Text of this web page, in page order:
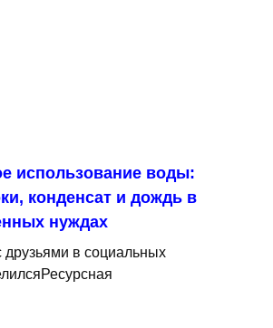
использование воды:
конденсат и дождь в
нуждах
друзьями в социальных